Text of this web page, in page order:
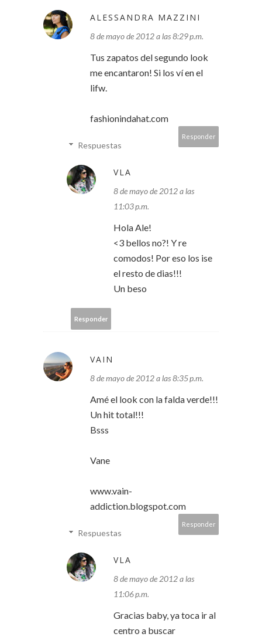
ALESSANDRA MAZZINI
8 de mayo de 2012 a las 8:29 p.m.
Tus zapatos del segundo look
me encantaron! Si los ví en el
lifw.
fashionindahat.com
Responder
Respuestas
VLA
8 de mayo de 2012 a las
11:03 p.m.
Hola Ale!
<3 bellos no?! Y re
comodos! Por eso los ise
el resto de dias!!!
Un beso
Responder
VAIN
8 de mayo de 2012 a las 8:35 p.m.
Amé el look con la falda verde!!!
Un hit total!!!
Bsss
Vane
www.vain-
addiction.blogspot.com
Responder
Respuestas
VLA
8 de mayo de 2012 a las
11:06 p.m.
Gracias baby, ya toca ir al
centro a buscar